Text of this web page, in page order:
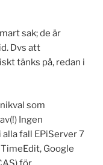
sak; de är
Dvs att
tänks på, redan i
som
Ingen
fall EPiServer 7
Google